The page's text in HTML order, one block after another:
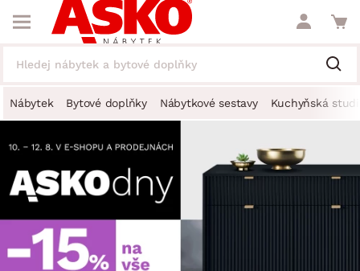
Nábytek Bytové doplňky Nábytkové sestavy Kuchyňská